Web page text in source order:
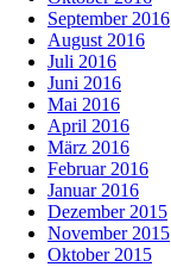
September 2016
August 2016
Juli 2016
Juni 2016
Mai 2016
April 2016
März 2016
Februar 2016
Januar 2016
Dezember 2015
November 2015
Oktober 2015